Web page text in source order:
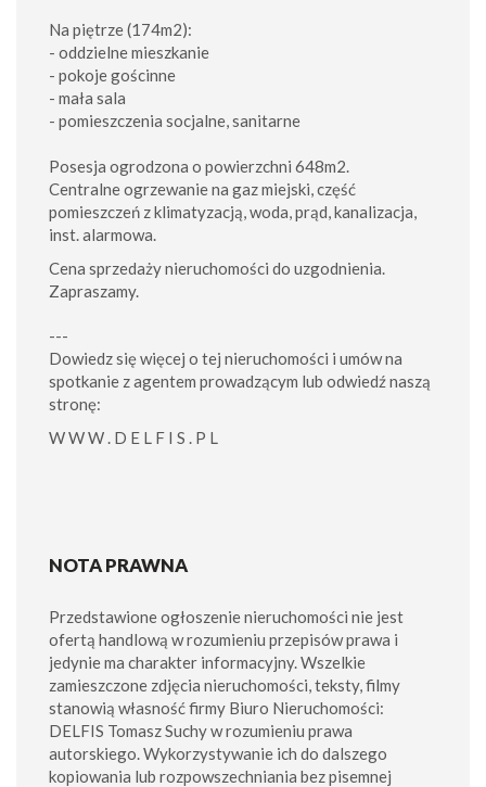
Na piętrze (174m2):
- oddzielne mieszkanie
- pokoje gościnne
- mała sala
- pomieszczenia socjalne, sanitarne
Posesja ogrodzona o powierzchni 648m2.
Centralne ogrzewanie na gaz miejski, część
pomieszczeń z klimatyzacją, woda, prąd, kanalizacja,
inst. alarmowa.
Cena sprzedaży nieruchomości do uzgodnienia.
Zapraszamy.
---
Dowiedz się więcej o tej nieruchomości i umów na
spotkanie z agentem prowadzącym lub odwiedź naszą
stronę:
W W W . D E L F I S . P L
NOTA PRAWNA
Przedstawione ogłoszenie nieruchomości nie jest
ofertą handlową w rozumieniu przepisów prawa i
jedynie ma charakter informacyjny. Wszelkie
zamieszczone zdjęcia nieruchomości, teksty, filmy
stanowią własność firmy Biuro Nieruchomości:
DELFIS Tomasz Suchy w rozumieniu prawa
autorskiego. Wykorzystywanie ich do dalszego
kopiowania lub rozpowszechniania bez pisemnej